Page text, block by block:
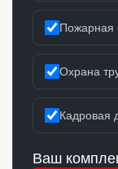
Пожарная
Охрана
Кадровая
Ваш